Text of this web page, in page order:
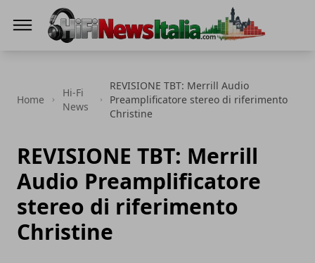
Home
Hi-Fi
News
REVISIONE TBT: Merrill Audio
Preamplificatore stereo di riferimento
Christine
REVISIONE TBT: Merrill
Audio Preamplificatore
stereo di riferimento
Christine